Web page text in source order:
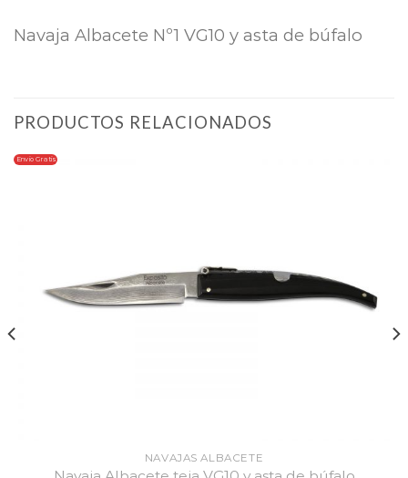
Navaja Albacete Nº1 VG10 y asta de búfalo
PRODUCTOS RELACIONADOS
Envio Gratis
NAVAJAS ALBACETE